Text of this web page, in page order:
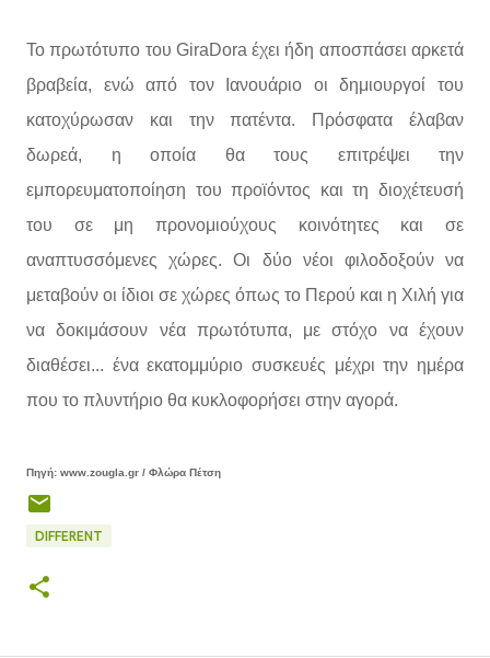
Το πρωτότυπο του GiraDora έχει ήδη αποσπάσει αρκετά
βραβεία, ενώ από τον Ιανουάριο οι δημιουργοί του
κατοχύρωσαν και την πατέντα. Πρόσφατα έλαβαν
δωρεά, η οποία θα τους επιτρέψει την
εμπορευματοποίηση του προϊόντος και τη διοχέτευσή
του σε μη προνομιούχους κοινότητες και σε
αναπτυσσόμενες χώρες. Οι δύο νέοι φιλοδοξούν να
μεταβούν οι ίδιοι σε χώρες όπως το Περού και η Χιλή για
να δοκιμάσουν νέα πρωτότυπα, με στόχο να έχουν
διαθέσει... ένα εκατομμύριο συσκευές μέχρι την ημέρα
που το πλυντήριο θα κυκλοφορήσει στην αγορά.
Πηγή: www.zougla.gr / Φλώρα Πέτση
DIFFERENT